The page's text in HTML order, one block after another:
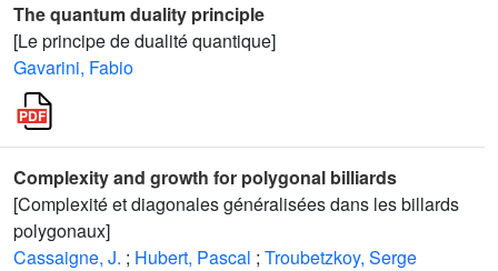
The quantum duality principle
[Le principe de dualité quantique]
Gavarini, Fabio
Complexity and growth for polygonal billiards
[Complexité et diagonales généralisées dans les billards
polygonaux]
Cassaigne, J. ; Hubert, Pascal ; Troubetzkoy, Serge